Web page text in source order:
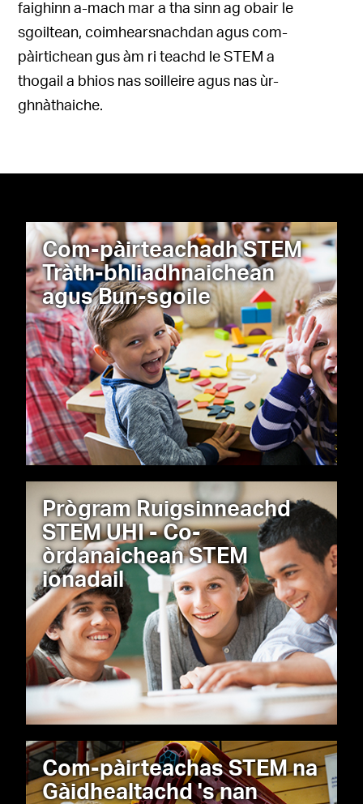
faighinn a-mach mar a tha sinn ag obair le
sgoiltean, coimhearsnachdan agus com-
pàirtichean gus àm ri teachd le STEM a
thogail a bhios nas soilleire agus nas ùr-
ghnàthaiche.
Com-pàirteachadh STEM
Tràth-bhliadhnaichean
agus Bun-sgoile
Prògram Ruigsinneachd
STEM UHI - Co-
òrdanaichean STEM
ionadail
Com-pàirteachas STEM na
Gàidhealtachd 's nan